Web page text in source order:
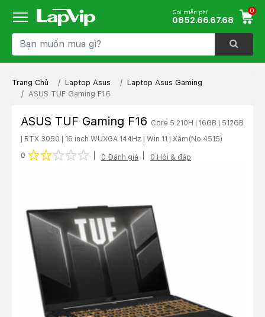
Gọi miễn phí
0852.66.67.68
0
Trang Chủ Laptop Asus
Laptop Asus Gaming
ASUS TUF Gaming F16
ASUS TUF Gaming F16 Core 5 210H | 16GB | 512GB
| RTX 3050 | 16 inch WUXGA 144Hz | Win 11 | Xám (No.4515)
0
5 stars
4 stars
3 stars
2 stars
1 star 0 Đánh giá 0 Hỏi & đáp